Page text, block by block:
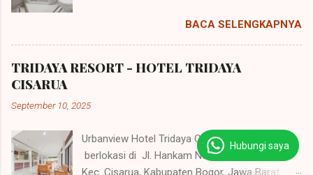
strategis dan fasilitas yang lengkap. Hotel ini
berlokasi di Jl. Hankam No. 23, Leuwimalang,
16750 . Fasilitas untuk Retreat dan Acara
memiliki aula serbaguna dan ruang rapat yang
dapat diatur sesuai kebutuhan acara, dari
meeting kecil hingga event besar. Area Luas:
Terdapat taman dan lapangan rumput yang
BACA SELENGKAPNYA
TRIDAYA RESORT - HOTEL TRIDAYA
CISARUA
September 10, 2025
Urbanview Hotel Tridaya Cisarua Puncak
berlokasi di Jl. Hankam No.23, Leuwimalang,
Kec. Cisarua, Kabupaten Bogor, Jawa Barat
Hubungi saya